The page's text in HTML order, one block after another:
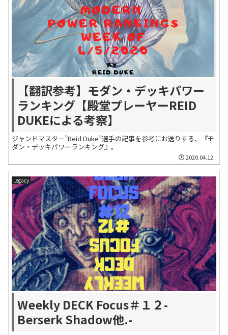
【翻訳参考】モダン・デッキパワー
ランキング【殿堂プレーヤーREID
DUKEによる考察】
ジャンドマスター”Reid Duke”選手の記事を参考にお送りする、『モ
ダン・デッキパワーランキング』。
2020.04.12
Legacy
Weekly DECK Focus＃１２-
Berserk Shadow他.-